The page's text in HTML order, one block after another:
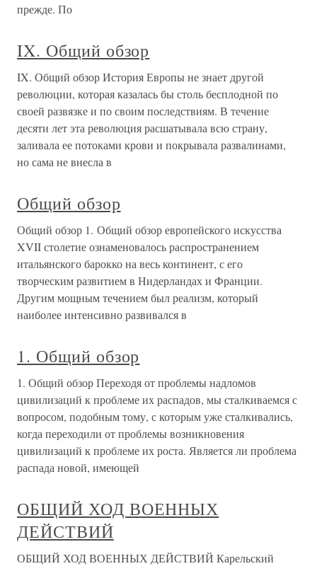
прежде. По
IX. Общий обзор
IX. Общий обзор История Европы не знает другой
революции, которая казалась бы столь бесплодной по
своей развязке и по своим последствиям. В течение
десяти лет эта революция расшатывала всю страну,
заливала ее потоками крови и покрывала развалинами,
но сама не внесла в
Общий обзор
Общий обзор 1. Общий обзор европейского искусства
XVII столетие ознаменовалось распространением
итальянского барокко на весь континент, с его
творческим развитием в Нидерландах и Франции.
Другим мощным течением был реализм, который
наиболее интенсивно развивался в
1. Общий обзор
1. Общий обзор Переходя от проблемы надломов
цивилизаций к проблеме их распадов, мы сталкиваемся с
вопросом, подобным тому, с которым уже сталкивались,
когда переходили от проблемы возникновения
цивилизаций к проблеме их роста. Является ли проблема
распада новой, имеющей
ОБЩИЙ ХОД ВОЕННЫХ
ДЕЙСТВИЙ
ОБЩИЙ ХОД ВОЕННЫХ ДЕЙСТВИЙ Карельский